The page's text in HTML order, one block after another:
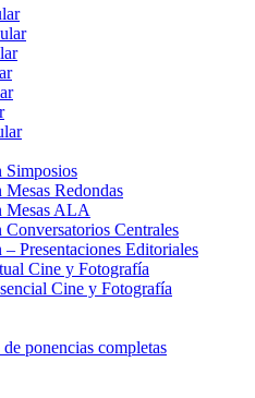
Simposios
Redondas
Mesas ALA
Conversatorios Centrales
– Presentaciones Editoriales
Cine y Fotografía
Cine y Fotografía
ponencias completas